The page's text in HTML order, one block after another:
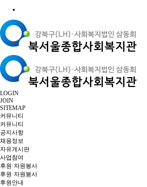
LOGIN
JOIN
SITEMAP
커뮤니티
커뮤니티
공지사항
채용정보
자유게시판
사업참여
후원·자원봉사
후원·자원봉사
후원안내